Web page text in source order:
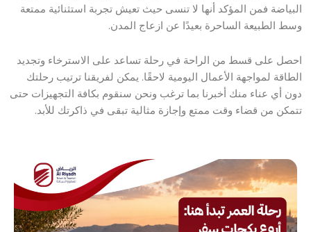
البياضة فمن المؤكد أنها لا تنسى حيث تعيش تجربة استثنائية ممتعة
وسط الطبيعة الساحرة بعيدًا عن ازعاج المدن.
احصل على قسط من الراحة في رحلة تساعد على الاسترخاء وتجديد
الطاقة لمواجهة الأعمال اليومية لاحقًا. يمكن لفريقنا ترتيب رحلتك
دون أي عناء منك أخبرنا بما ترغب ونحن سنقوم بكافة التجهيزات حتى
تتمكن من قضاء وقت ممتع وإجازة مثالية تبقى في ذاكرتك للأبد.